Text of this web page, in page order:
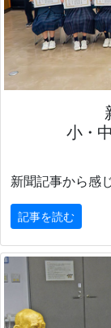
小・
記事を読む